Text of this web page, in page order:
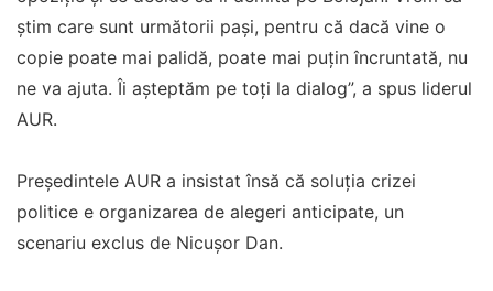
știm care sunt următorii pași, pentru că dacă vine o
copie poate mai palidă, poate mai puțin încruntată, nu
ne va ajuta. Îi așteptăm pe toți la dialog”, a spus liderul
AUR.
Președintele AUR a insistat însă că soluția crizei
politice e organizarea de alegeri anticipate, un
scenariu exclus de Nicușor Dan.